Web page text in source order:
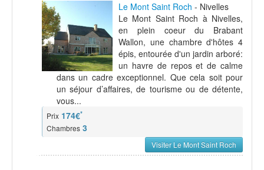
Le Mont Saint Roch - Nivelles
Le Mont Saint Roch à Nivelles,
en plein coeur du Brabant
Wallon, une chambre d'hôtes 4
épis, entourée d'un jardin arboré:
un havre de repos et de calme
dans un cadre exceptionnel. Que cela soit pour
un séjour d’affaires, de tourisme ou de détente,
vous...
Prix 174€*
Chambres 3
Visiter Le Mont Saint Roch